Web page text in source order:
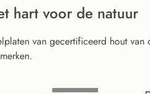
hart voor de natuur
van gecertificeerd hout van
merken.